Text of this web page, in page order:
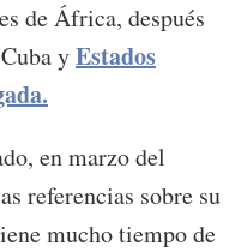
de África, después
yEstados
en marzo del
referencias sobre su
mucho tiempo de